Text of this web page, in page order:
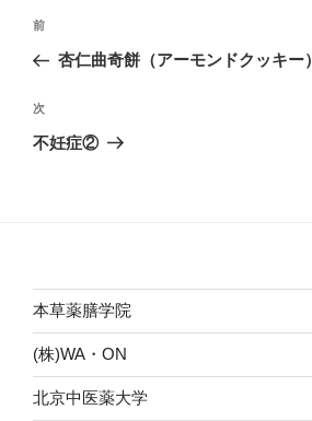
投
ナ
ビ
ゲ
前
の
稿
前
杏仁曲奇餅（アーモンドクッキー）
次
の
次
不妊症②
本草薬膳学院
(株)WA・ON
北京中医薬大学